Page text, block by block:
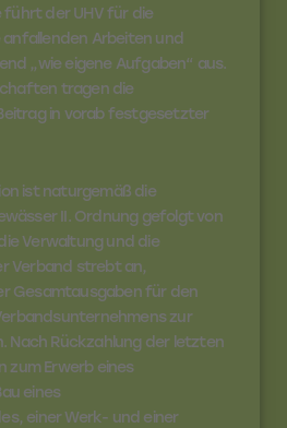
der UHV für die
Arbeiten und
„wie eigene Aufgaben“ aus.
tragen die
in vorab festgesetzter
ist naturgemäß die
II. Ordnung gefolgt von
Verwaltung und die
Verband strebt an,
Gesamtausgaben für den
zur
Nach Rückzahlung der letzten
zum Erwerb eines
eines
einer Werk- und einer